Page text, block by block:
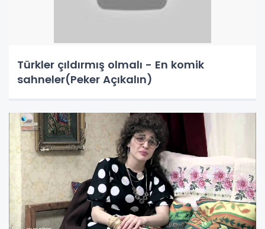
Türkler çıldırmış olmalı - En komik
sahneler(Peker Açıkalın)